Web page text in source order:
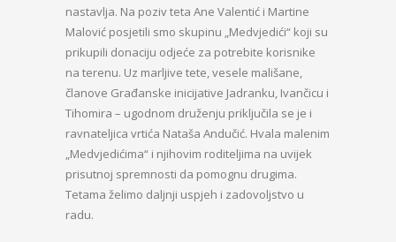
nastavlja. Na poziv teta Ane Valentić i Martine
Malović posjetili smo skupinu „Medvjedići“ koji su
prikupili donaciju odjeće za potrebite korisnike
na terenu. Uz marljive tete, vesele mališane,
članove Građanske inicijative Jadranku, Ivančicu i
Tihomira – ugodnom druženju priključila se je i
ravnateljica vrtića Nataša Andučić. Hvala malenim
„Medvjedićima“ i njihovim roditeljima na uvijek
prisutnoj spremnosti da pomognu drugima.
Tetama želimo daljnji uspjeh i zadovoljstvo u
radu.